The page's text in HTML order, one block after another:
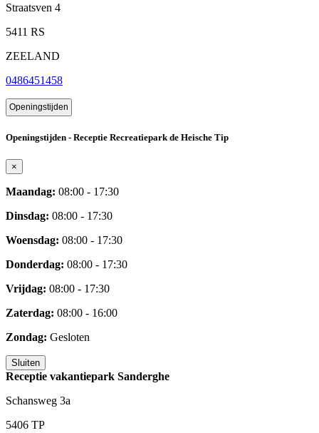
Straatsven 4
5411 RS
ZEELAND
0486451458
Openingstijden
Openingstijden - Receptie Recreatiepark de Heische Tip
×
Maandag: 08:00 - 17:30
Dinsdag: 08:00 - 17:30
Woensdag: 08:00 - 17:30
Donderdag: 08:00 - 17:30
Vrijdag: 08:00 - 17:30
Zaterdag: 08:00 - 16:00
Zondag: Gesloten
Sluiten
Receptie vakantiepark Sanderghe
Schansweg 3a
5406 TP